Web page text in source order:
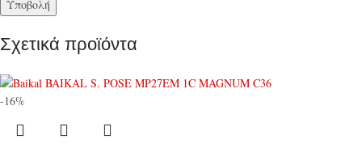
Σχετικά προϊόντα
-16%